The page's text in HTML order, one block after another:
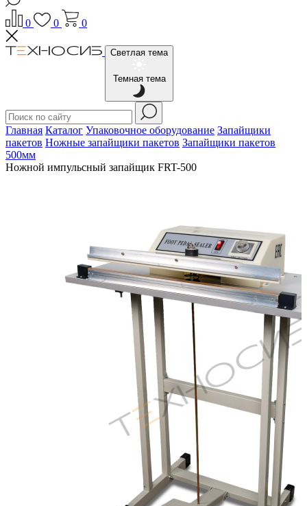
0 0 0
Светлая тема
Темная тема
Главная Каталог Упаковочное оборудование Запайщики
пакетов Ножные запайщики пакетов Запайщики пакетов
500мм
Ножной импульсный запайщик FRT-500